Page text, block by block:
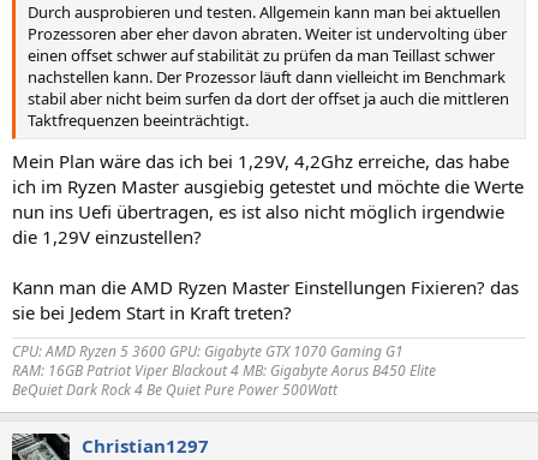
Durch ausprobieren und testen. Allgemein kann man bei aktuellen
Prozessoren aber eher davon abraten. Weiter ist undervolting über
einen offset schwer auf stabilität zu prüfen da man Teillast schwer
nachstellen kann. Der Prozessor läuft dann vielleicht im Benchmark
stabil aber nicht beim surfen da dort der offset ja auch die mittleren
Taktfrequenzen beeinträchtigt.
Mein Plan wäre das ich bei 1,29V, 4,2Ghz erreiche, das habe
ich im Ryzen Master ausgiebig getestet und möchte die Werte
nun ins Uefi übertragen, es ist also nicht möglich irgendwie
die 1,29V einzustellen?
Kann man die AMD Ryzen Master Einstellungen Fixieren? das
sie bei Jedem Start in Kraft treten?
CPU: AMD Ryzen 5 3600 GPU: Gigabyte GTX 1070 Gaming G1
RAM: 16GB Patriot Viper Blackout 4 MB: Gigabyte Aorus B450 Elite
BeQuiet Dark Rock 4 Be Quiet Pure Power 500Watt
Christian1297